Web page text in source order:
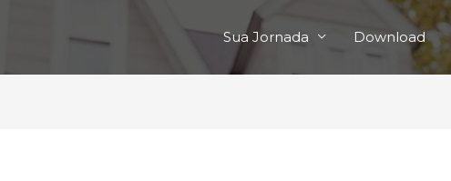
Sua Jornada Download